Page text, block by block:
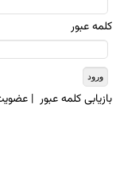
کلمه عبور
بازيابی کلمه عبور |